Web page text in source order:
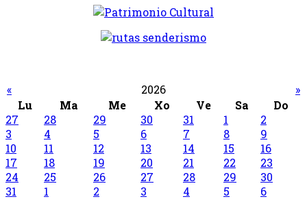
« 2026
»
Lu
Ma Me Xo Ve Sa
Do
27
28 29 30 31 1
2
3
4 5 6 7 8
9
10
11 12 13 14 15
16
17
18 19 20 21 22
23
24
25 26 27 28 29
30
31
1 2 3 4 5 6